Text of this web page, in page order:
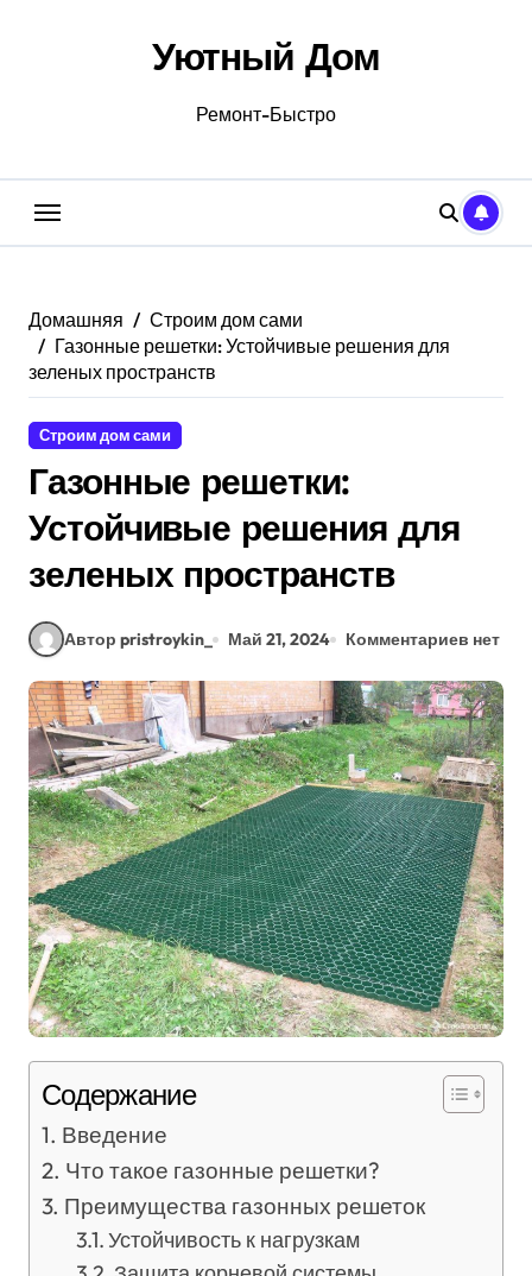
Уютный Дом
Ремонт-Быстро
Домашняя
Строим дом сами
Газонные решетки: Устойчивые решения для
зеленых пространств
Строим дом сами
Газонные решетки:
Устойчивые решения для
зеленых пространств
Автор pristroykin_ Май 21, 2024 Комментариев нет
Содержание
Введение
Что такое газонные решетки?
Преимущества газонных решеток
Устойчивость к нагрузкам